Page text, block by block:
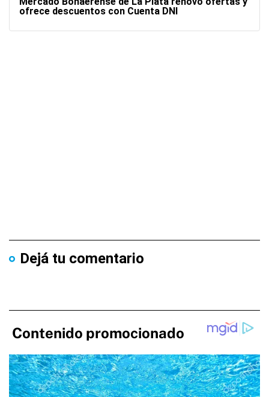
ofrece descuentos con Cuenta DNI
Dejá tu comentario